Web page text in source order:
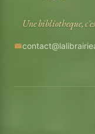
Une bibliotheque,